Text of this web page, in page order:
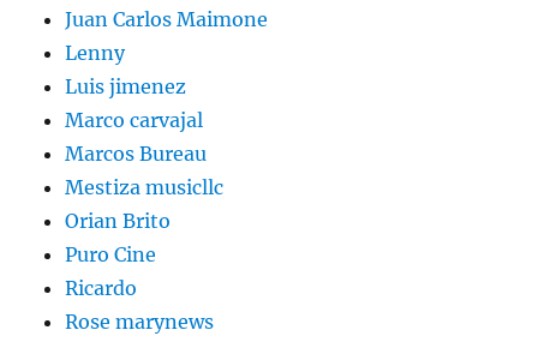
Juan Carlos Maimone
Lenny
Luis jimenez
Marco carvajal
Marcos Bureau
Mestiza musicllc
Orian Brito
Puro Cine
Ricardo
Rose marynews